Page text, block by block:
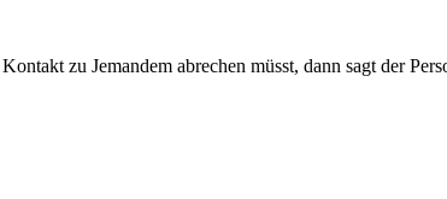
zu Jemandem abrechen müsst, dann sagt der